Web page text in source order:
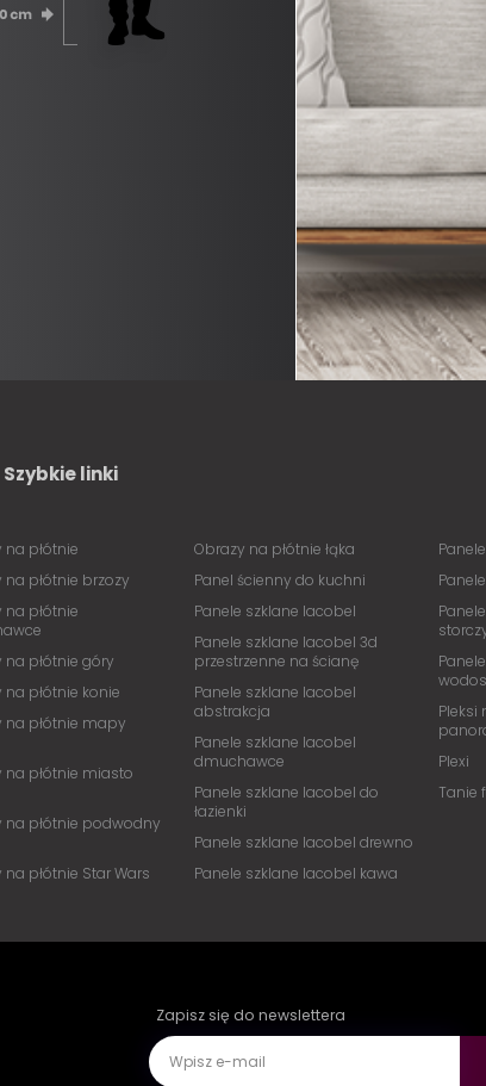
Szybkie linki
na płótnie
na płótnie brzozy
na płótnie
na płótnie góry
na płótnie konie
na płótnie mapy
na płótnie miasto
na płótnie podwodny
na płótnie Star Wars
Obrazy na płótnie łąka
Panel ścienny do kuchni
Panele szklane lacobel
Panele szklane lacobel 3d
przestrzenne na ścianę
Panele szklane lacobel
abstrakcja
Panele szklane lacobel
dmuchawce
Panele szklane lacobel do
łazienki
Panele szklane lacobel drewno
Panele szklane lacobel kawa
Pleksi
Plexi
Tanie
Zapisz się do newslettera